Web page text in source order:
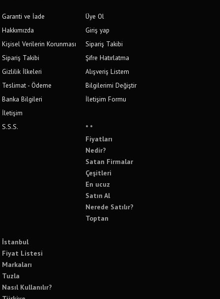
Garanti ve İade
Hakkımızda
Kişisel Verilerin Korunması
Sipariş Takibi
Gizlilik İlkeleri
Teslimat - Ödeme
Banka Bilgileri
İletişim
S.S.S.
Üye Ol
Giriş yap
Sipariş Takibi
Şifre Hatırlatma
Alışveriş Listem
Bilgilerimi Değiştir
İletişim Formu
* *
Fiyatları
Nedir?
Satan Firmalar
Çeşitleri
En ucuz
Satın Al
Nerede Satılır?
Toptan
İstanbul
Fiyat Listesi
Markaları
Tuzla
Nasıl Kullanılır?